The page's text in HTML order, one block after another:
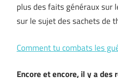
plus des faits généraux sur
sur le sujet des sachets de
Comment tu combats les
Encore et encore, il y a des